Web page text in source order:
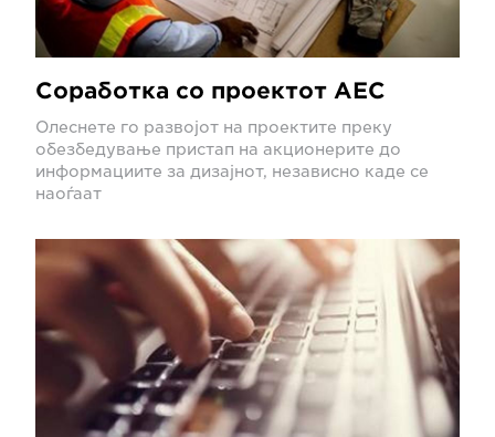
Соработка со проектот AEC
Олеснете го развојот на проектите преку
обезбедување пристап на акционерите до
информациите за дизајнот, независно каде се
наоѓаат